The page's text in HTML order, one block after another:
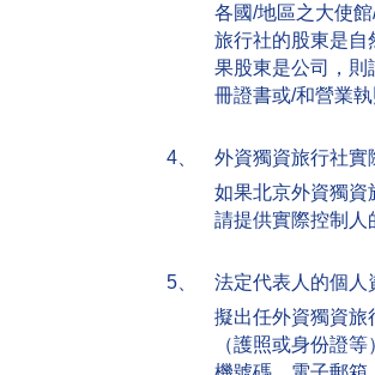
各國/地區之大使
旅行社的股東是自
果股東是公司，則
冊證書或/和營業
4、
外資獨資旅行社實
如果北京外資獨資
請提供實際控制人
5、
法定代表人的個人
擬出任外資獨資旅
（護照或身份證